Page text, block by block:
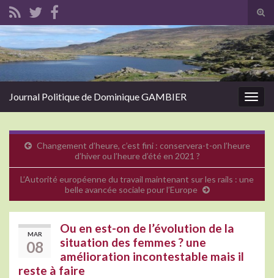
Search for:
Journal Politique de Dominique GAMBIER
Changement d’heure, c’est fini : conservera-t-on l’heure
d’hiver ou l’heure d’été en 2021 ?
L’Autorité européenne du travail maintenant sur les rails : une
belle avancée sociale pour l’Europe
MAR
08
Ou en est-on de l’évolution de la
situation des femmes ? une
amélioration incontestable mais il
reste à faire